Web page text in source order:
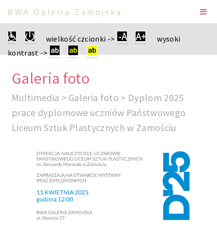
BWA Galeria Zamojska
wielkość czcionki ->
wysoki
kontrast ->
Galeria foto
Multimedia > Galeria foto > Dyplom 2025
prace dyplomowe uczniów Państwowego
Liceum Sztuk Plastycznych w Zamościu